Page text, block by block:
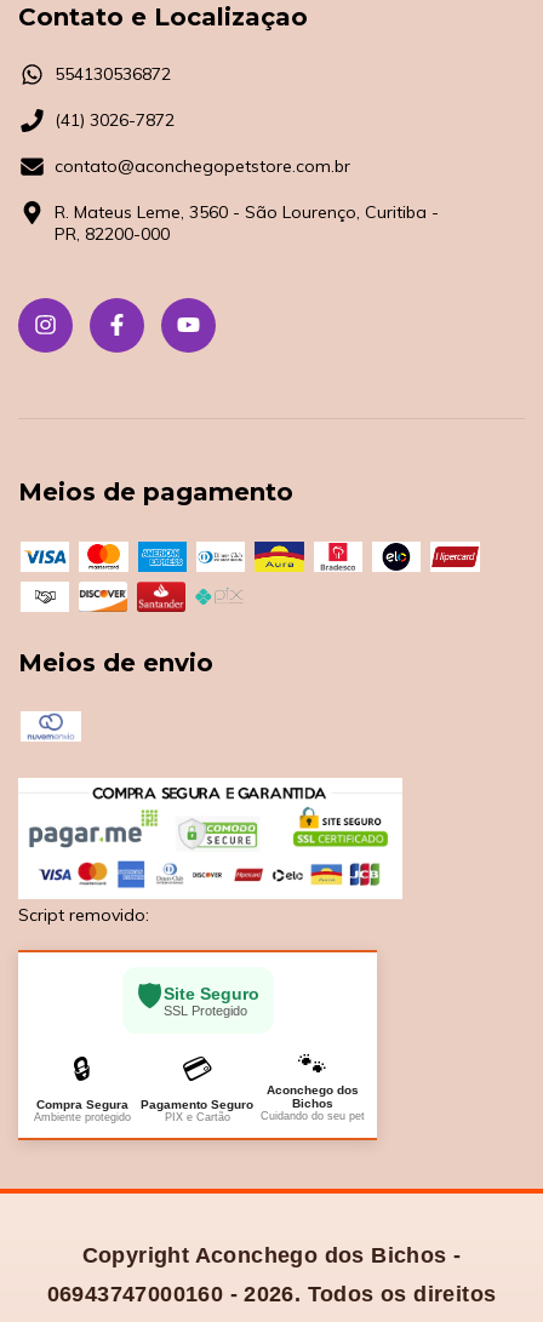
Contato e Localizaçao
554130536872
(41) 3026-7872
contato@aconchegopetstore.com.br
R. Mateus Leme, 3560 - São Lourenço, Curitiba -
PR, 82200-000
Meios de pagamento
Meios de envio
Script removido:
🛡️Site Seguro
SSL Protegido
🔒
Compra Segura
Ambiente protegido
💳
Pagamento Seguro
PIX e Cartão
🐾
Aconchego dos
Bichos
Cuidando do seu pet
Copyright Aconchego dos Bichos -
06943747000160 - 2026. Todos os direitos